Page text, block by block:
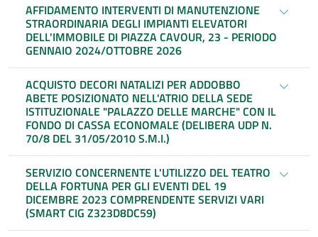
AFFIDAMENTO INTERVENTI DI MANUTENZIONE
STRAORDINARIA DEGLI IMPIANTI ELEVATORI
DELL'IMMOBILE DI PIAZZA CAVOUR, 23 - PERIODO
GENNAIO 2024/OTTOBRE 2026
ACQUISTO DECORI NATALIZI PER ADDOBBO
ABETE POSIZIONATO NELL'ATRIO DELLA SEDE
ISTITUZIONALE "PALAZZO DELLE MARCHE" CON IL
FONDO DI CASSA ECONOMALE (DELIBERA UDP N.
70/8 DEL 31/05/2010 S.M.I.)
SERVIZIO CONCERNENTE L'UTILIZZO DEL TEATRO
DELLA FORTUNA PER GLI EVENTI DEL 19
DICEMBRE 2023 COMPRENDENTE SERVIZI VARI
(SMART CIG Z323D8DC59)